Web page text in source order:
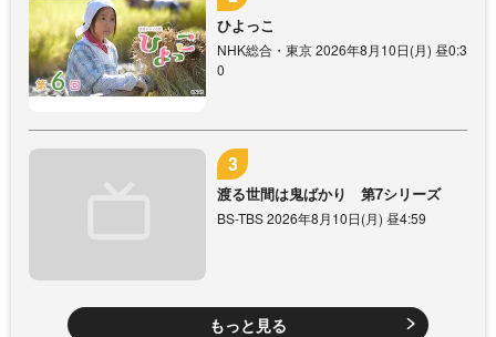
ひよっこ
NHK総合・東京 2026年8月10日(月) 昼0:3
0
渡る世間は鬼ばかり 第7シリーズ
BS-TBS 2026年8月10日(月) 昼4:59
もっと見る